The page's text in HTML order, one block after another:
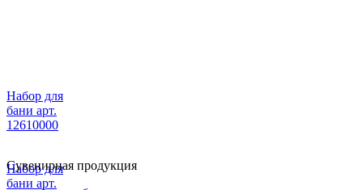
Набор для
бани арт.
12610000
Набор для
бани арт.
Сувенирная продукция